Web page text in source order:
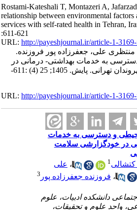
Rostami-Kateshali T, Montazeri A,
relationship between environmental
services with self-rated health in Tehran,
:611-621
URL:http://payeshjournal.ir/article-1-
علی، جعفرزاده پور فروزنده.
به خدمات بهداشتی- درمانی در
خودگزارشی سلامت شهروندان تهرانی. پایش. 1405; 25 (4) :611-
URL:http://payeshjournal.ir/article-1-
و دسترسی به خدمات
در خودگزارشی سلامت
،علی
،فروزنده جعفرزاده پور
دانشکده ادبیات، علوم
واحد علوم و تحقیقات،